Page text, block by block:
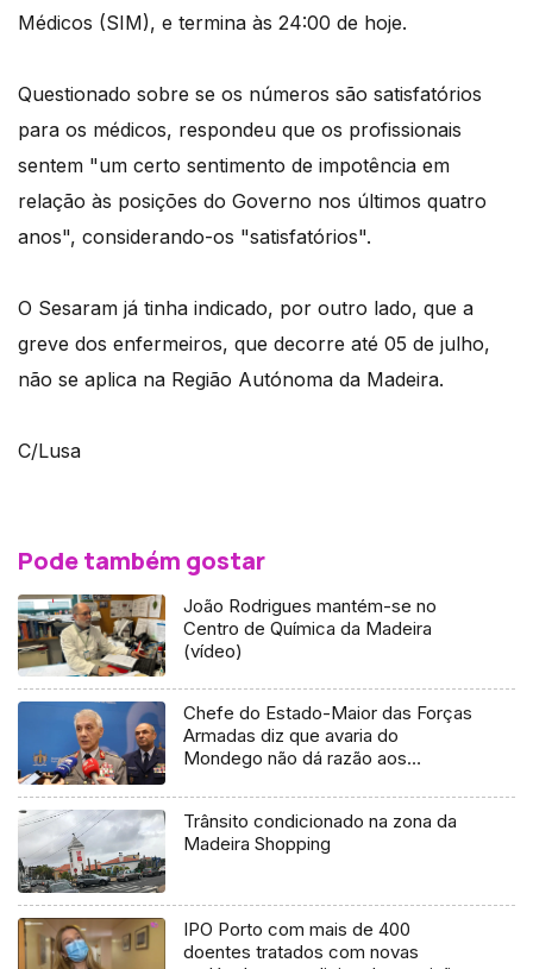
Médicos (SIM), e termina às 24:00 de hoje.
Questionado sobre se os números são satisfatórios
para os médicos, respondeu que os profissionais
sentem "um certo sentimento de impotência em
relação às posições do Governo nos últimos quatro
anos", considerando-os "satisfatórios".
O Sesaram já tinha indicado, por outro lado, que a
greve dos enfermeiros, que decorre até 05 de julho,
não se aplica na Região Autónoma da Madeira.
C/Lusa
Pode também gostar
João Rodrigues mantém-se no
Centro de Química da Madeira
(vídeo)
Chefe do Estado-Maior das Forças
Armadas diz que avaria do
Mondego não dá razão aos
Trânsito condicionado na zona da
Madeira Shopping
IPO Porto com mais de 400
doentes tratados com novas